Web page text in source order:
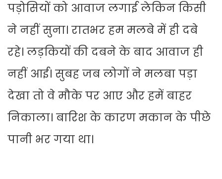
पड़ोसियों को आवाज लगाई लेकिन किसी
ने नहीं सुना। रातभर हम मलबे में ही दबे
रहे। लड़कियों की दबने के बाद आवाज ही
नहीं आई। सुबह जब लोगों ने मलबा पड़ा
देखा तो वे मौके पर आए और हमें बाहर
निकाला। बारिश के कारण मकान के पीछे
पानी भर गया था।